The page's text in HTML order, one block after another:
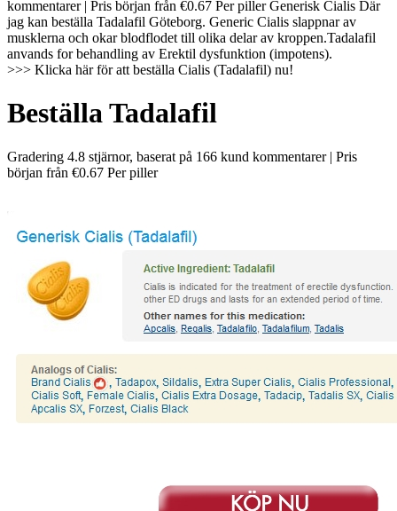
kommentarer | Pris början från €0.67 Per piller Generisk Cialis Där
jag kan beställa Tadalafil Göteborg. Generic Cialis slappnar av
musklerna och okar blodflodet till olika delar av kroppen.Tadalafil
anvands for behandling av Erektil dysfunktion (impotens).
>>> Klicka här för att beställa Cialis (Tadalafil) nu!
Beställa Tadalafil
Gradering 4.8 stjärnor, baserat på 166 kund kommentarer| Pris
början från €0.67 Per piller